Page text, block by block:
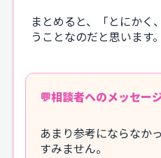
まとめると、「とにかく
うことなのだと思います。
相談者へのメッセー
あまり参考にならなか
すみません。